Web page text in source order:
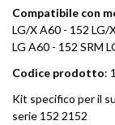
Compatibile con
LG/X A60 - 152 LG/
LG A60 - 152 SRM
Codice prodotto:
Kit specifico per il
serie 152 2152